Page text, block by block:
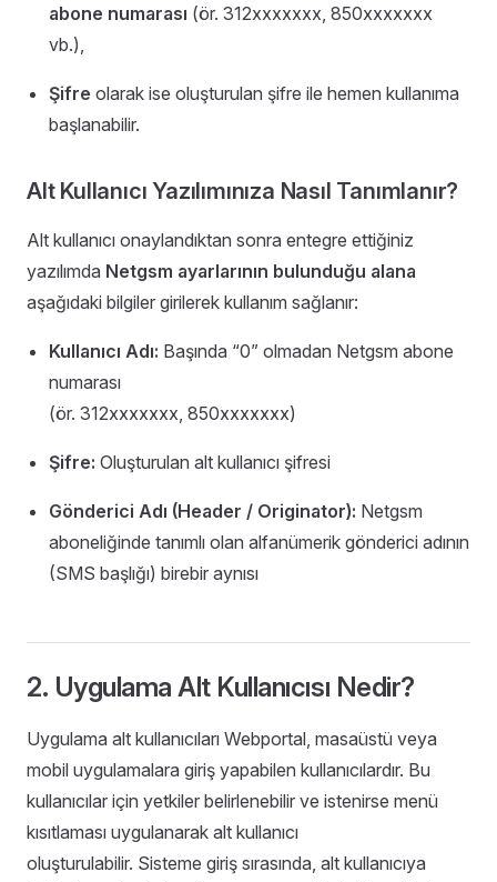
abone numarası (ör. 312xxxxxxx, 850xxxxxxx
vb.),
Şifre olarak ise oluşturulan şifre ile hemen kullanıma
başlanabilir.
Alt Kullanıcı Yazılımınıza Nasıl Tanımlanır?
Alt kullanıcı onaylandıktan sonra entegre ettiğiniz
yazılımda Netgsm ayarlarının bulunduğu alana
aşağıdaki bilgiler girilerek kullanım sağlanır:
Kullanıcı Adı: Başında “0” olmadan Netgsm abone
numarası
(ör. 312xxxxxxx, 850xxxxxxx)
Şifre: Oluşturulan alt kullanıcı şifresi
Gönderici Adı (Header / Originator): Netgsm
aboneliğinde tanımlı olan alfanümerik gönderici adının
(SMS başlığı) birebir aynısı
2. Uygulama Alt Kullanıcısı Nedir?
Uygulama alt kullanıcıları Webportal, masaüstü veya
mobil uygulamalara giriş yapabilen kullanıcılardır. Bu
kullanıcılar için yetkiler belirlenebilir ve istenirse menü
kısıtlaması uygulanarak alt kullanıcı
oluşturulabilir. Sisteme giriş sırasında, alt kullanıcıya